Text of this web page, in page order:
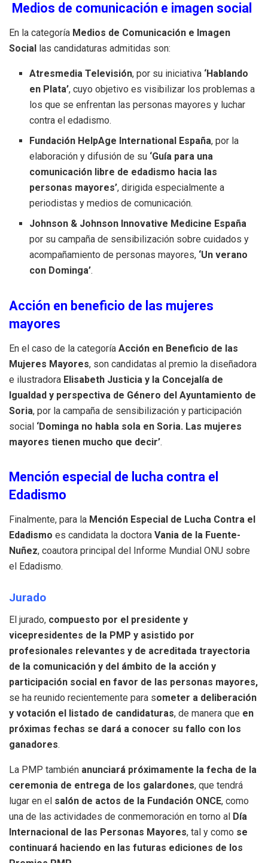
Medios de comunicación e imagen social
En la categoría Medios de Comunicación e Imagen
Social
las candidaturas admitidas son:
Atresmedia Televisión, por su iniciativa ‘Hablando
en Plata’, cuyo objetivo es visibilizar los problemas a
los que se enfrentan las personas mayores y luchar
contra el edadismo.
Fundación HelpAge International España, por la
elaboración y difusión de su ‘Guía para una
comunicación libre de edadismo hacia las
personas mayores’, dirigida especialmente a
periodistas y medios de comunicación.
Johnson & Johnson Innovative Medicine España
por su campaña de sensibilización sobre cuidados y
acompañamiento de personas mayores, ‘Un verano
con Dominga’.
Acción en beneficio de las mujeres
mayores
En el caso de la categoría Acción en Beneficio de las
Mujeres Mayores, son candidatas al premio la diseñadora
e ilustradora Elisabeth Justicia y la Concejalía de
Igualdad y perspectiva de Género del Ayuntamiento de
Soria, por la campaña de sensibilización y participación
social ‘Dominga no habla sola en Soria. Las mujeres
mayores tienen mucho que decir’.
Mención especial de lucha contra el
Edadismo
Finalmente, para la Mención Especial de Lucha Contra el
Edadismo es candidata la doctora Vania de la Fuente-
Nuñez, coautora principal del Informe Mundial ONU sobre
el Edadismo.
Jurado
El jurado, compuesto por el presidente y
vicepresidentes de la PMP y asistido por
profesionales relevantes y de acreditada trayectoria
de la comunicación y del ámbito de la acción y
participación social en favor de las personas mayores,
se ha reunido recientemente para someter a deliberación
y votación el listado de candidaturas, de manera que en
próximas fechas se dará a conocer su fallo con los
ganadores.
La PMP también anunciará próximamente la fecha de la
ceremonia de entrega de los galardones, que tendrá
lugar en el salón de actos de la Fundación ONCE, como
una de las actividades de conmemoración en torno al Día
Internacional de las Personas Mayores, tal y como se
continuará haciendo en las futuras ediciones de los